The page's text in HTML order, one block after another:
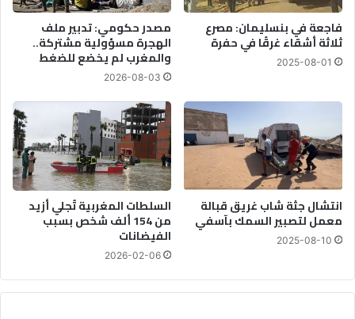
فاجعة في بنسليمان: مصرع
ثلاثة أشقاء غرقًا في حفرة
2025-08-01
مصدر حكومي: تدبير ملف
الهجرة مسؤولية مشتركة..
والمغرب لم يخضع للضغط
2026-08-03
انتشال جثة شاب غريق قبالة
معمل لتصبير السمك بآسفي
2025-08-10
السلطات المغربية تُجلي أزيد
من 154 ألف شخص بسبب
الفيضانات
2026-02-06